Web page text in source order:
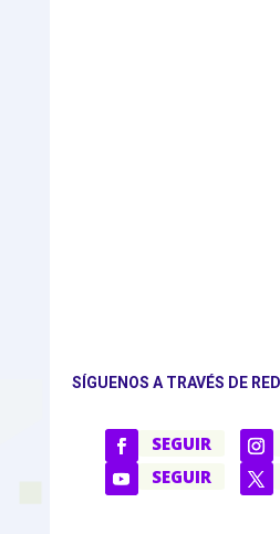
SÍGUENOS A TRAVÉS DE
SEGUIR
SEGUIR